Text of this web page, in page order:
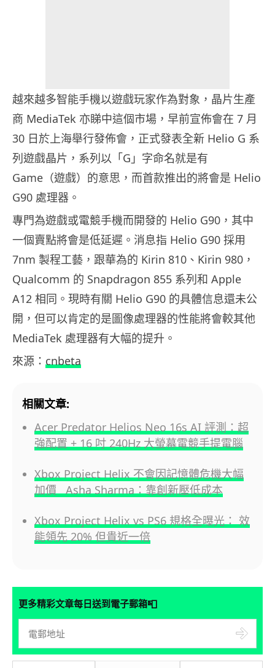
越來越多智能手機以遊戲玩家作為對象，晶片生產
商 MediaTek 亦睇中這個市場，早前宣佈會在 7 月
30 日於上海舉行發佈會，正式發表全新 Helio G 系
列遊戲晶片，系列以「G」字命名就是有
Game（遊戲）的意思，而首款推出的將會是 Helio
G90 處理器。
專門為遊戲或電競手機而開發的 Helio G90，其中
一個賣點將會是低延遲。消息指 Helio G90 採用
7nm 製程工藝，跟華為的 Kirin 810、Kirin 980，
Qualcomm 的 Snapdragon 855 系列和 Apple
A12 相同。現時有關 Helio G90 的具體信息還未公
開，但可以肯定的是圖像處理器的性能將會較其他
MediaTek 處理器有大幅的提升。
來源： cnbeta
相關文章:
Acer Predator Helios Neo 16s AI 評測：超
強配置 + 16 吋 240Hz 大螢幕電競手提電腦
Xbox Project Helix 不會因記憶體危機大幅
加價 Asha Sharma：靠創新壓低成本
Xbox Project Helix vs PS6 規格全曝光： 效
能領先 20% 但貴近一倍
更多精彩文章每日送到電子郵箱📮